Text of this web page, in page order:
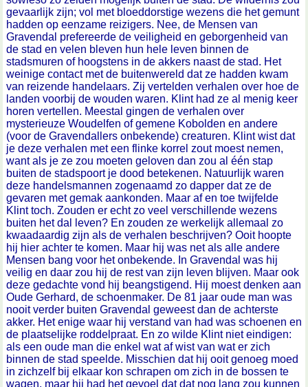
gevaarlijk zijn; vol met bloeddorstige wezens die het gemunt
hadden op eenzame reizigers. Nee, de Mensen van
Gravendal prefereerde de veiligheid en geborgenheid van
de stad en velen bleven hun hele leven binnen de
stadsmuren of hoogstens in de akkers naast de stad. Het
weinige contact met de buitenwereld dat ze hadden kwam
van reizende handelaars. Zij vertelden verhalen over hoe de
landen voorbij de wouden waren. Klint had ze al menig keer
horen vertellen. Meestal gingen de verhalen over
mysterieuze Woudelfen of gemene Kobolden en andere
(voor de Gravendallers onbekende) creaturen. Klint wist dat
je deze verhalen met een flinke korrel zout moest nemen,
want als je ze zou moeten geloven dan zou al één stap
buiten de stadspoort je dood betekenen. Natuurlijk waren
deze handelsmannen zogenaamd zo dapper dat ze de
gevaren met gemak aankonden. Maar af en toe twijfelde
Klint toch. Zouden er echt zo veel verschillende wezens
buiten het dal leven? En zouden ze werkelijk allemaal zo
kwaadaardig zijn als de verhalen beschrijven? Ooit hoopte
hij hier achter te komen. Maar hij was net als alle andere
Mensen bang voor het onbekende. In Gravendal was hij
veilig en daar zou hij de rest van zijn leven blijven. Maar ook
deze gedachte vond hij beangstigend. Hij moest denken aan
Oude Gerhard, de schoenmaker. De 81 jaar oude man was
nooit verder buiten Gravendal geweest dan de achterste
akker. Het enige waar hij verstand van had was schoenen en
de plaatselijke roddelpraat. En zo wilde Klint niet eindigen:
als een oude man die enkel wat af wist van wat er zich
binnen de stad speelde. Misschien dat hij ooit genoeg moed
in zichzelf bij elkaar kon schrapen om zich in de bossen te
wagen, maar hij had het gevoel dat dat nog lang zou kunnen